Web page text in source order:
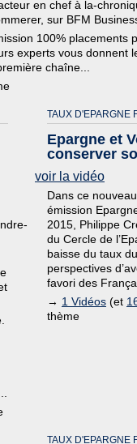
en chef à la-
sur BFM
100% placements
experts vous donnent
chaîne...
TAUX D'EPARGNE
Epargne et
conserver
voir la vidéo
Dans ce
émission
2015, Philippe
du Cercle de
baisse du taux
perspectives
favori des
→ 1 Vidéos (et
thème
TAUX D'EPARGNE